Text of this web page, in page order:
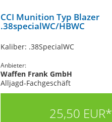
CCI Munition Typ Blazer
.38specialWC/HBWC
Kaliber: .38SpecialWC
Anbieter:
Waffen Frank GmbH
Alljagd-Fachgeschäft
25,50 EUR*